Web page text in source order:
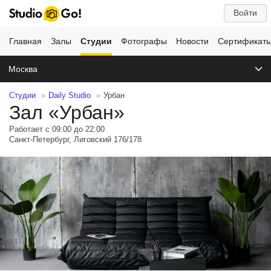
Войти
Главная Залы Студии Фотографы Новости
Москва
Студии Daily Studio Урбан
Зал «Урбан»
Работает с 09:00 до 22:00
Санкт-Петербург, Лиговский 176/178